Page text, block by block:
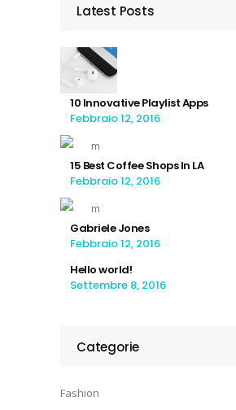
Latest Posts
10 Innovative Playlist Apps
Febbraio 12, 2016
15 Best Coffee Shops In LA
Febbraio 12, 2016
Gabriele Jones
Febbraio 12, 2016
Hello world!
Settembre 8, 2016
Categorie
Fashion